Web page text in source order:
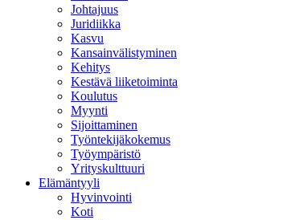
Johtajuus
Juridiikka
Kasvu
Kansainvälistyminen
Kehitys
Kestävä liiketoiminta
Koulutus
Myynti
Sijoittaminen
Työntekijäkokemus
Työympäristö
Yrityskulttuuri
Elämäntyyli
Hyvinvointi
Koti